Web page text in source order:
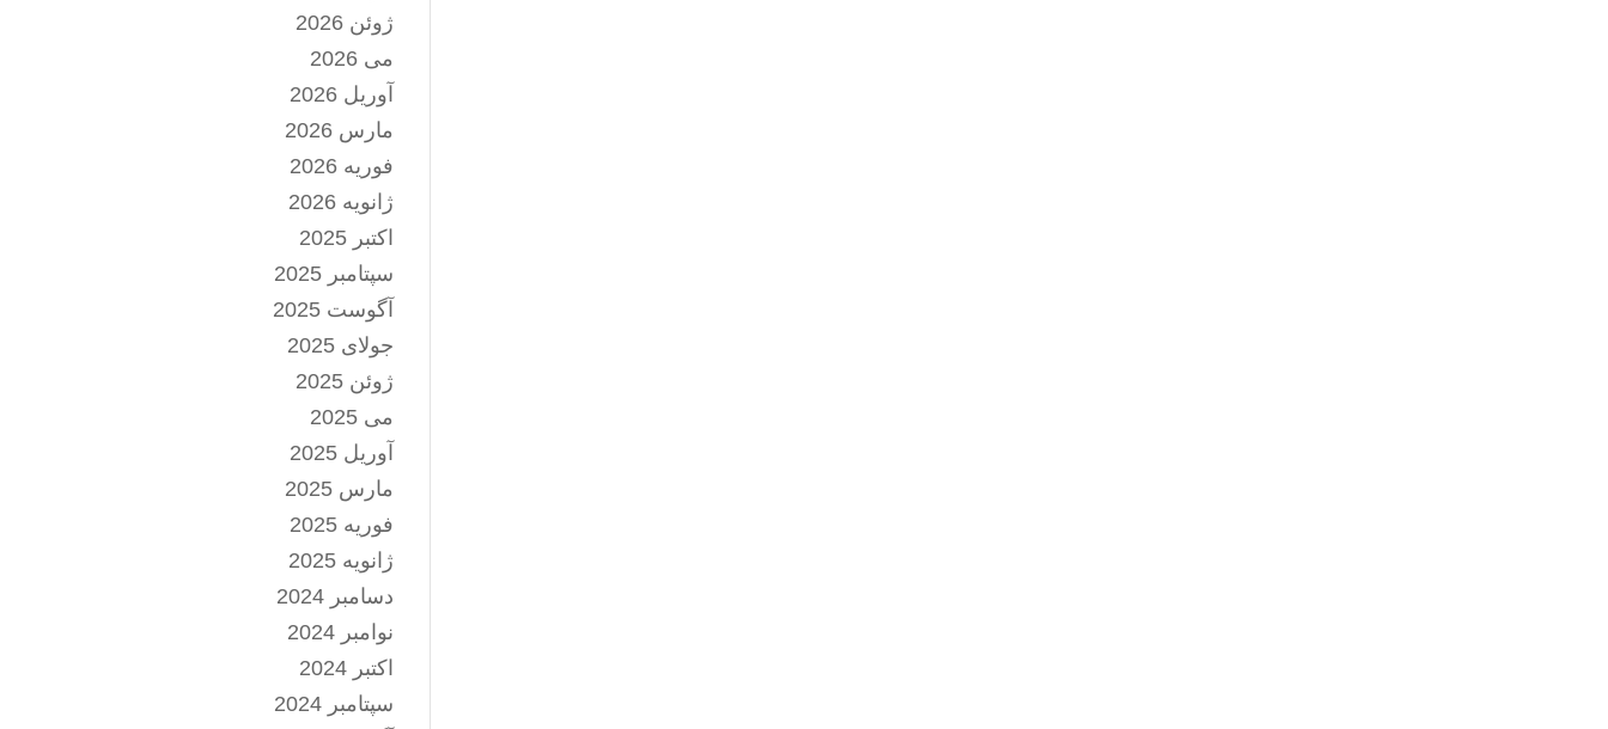
ژوئن 2026
می 2026
آوریل 2026
مارس 2026
فوریه 2026
ژانویه 2026
اکتبر 2025
سپتامبر 2025
آگوست 2025
جولای 2025
ژوئن 2025
می 2025
آوریل 2025
مارس 2025
فوریه 2025
ژانویه 2025
دسامبر 2024
نوامبر 2024
اکتبر 2024
سپتامبر 2024